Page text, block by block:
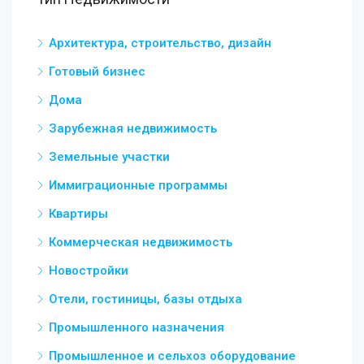
Архитектура, строительство, дизайн
Готовый бизнес
Дома
Зарубежная недвижимость
Земельные участки
Иммиграционные программы
Квартиры
Коммерческая недвижимость
Новостройки
Отели, гостиницы, базы отдыха
Промышленного назначения
Промышленное и сельхоз оборудование